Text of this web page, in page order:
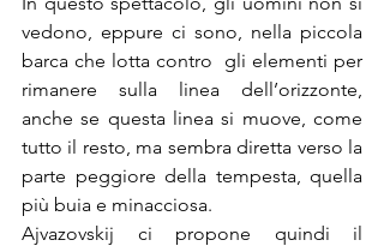
vedono, eppure ci sono, nella piccola
barca che lotta contro  gli elementi per
rimanere sulla linea dell’orizzonte,
anche se questa linea si muove, come
tutto il resto, ma sembra diretta verso la
parte peggiore della tempesta, quella
più buia e minacciosa.
Ajvazovskij ci propone quindi il